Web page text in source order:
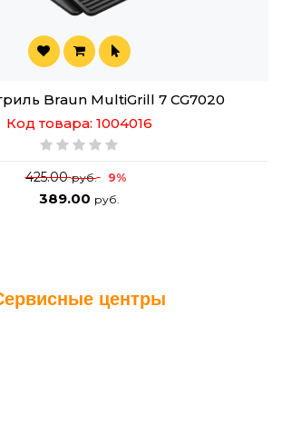
Braun MultiGrill 7 CG7020
Код товара: 1004016
425.00руб. 9%
389.00 руб.
центры